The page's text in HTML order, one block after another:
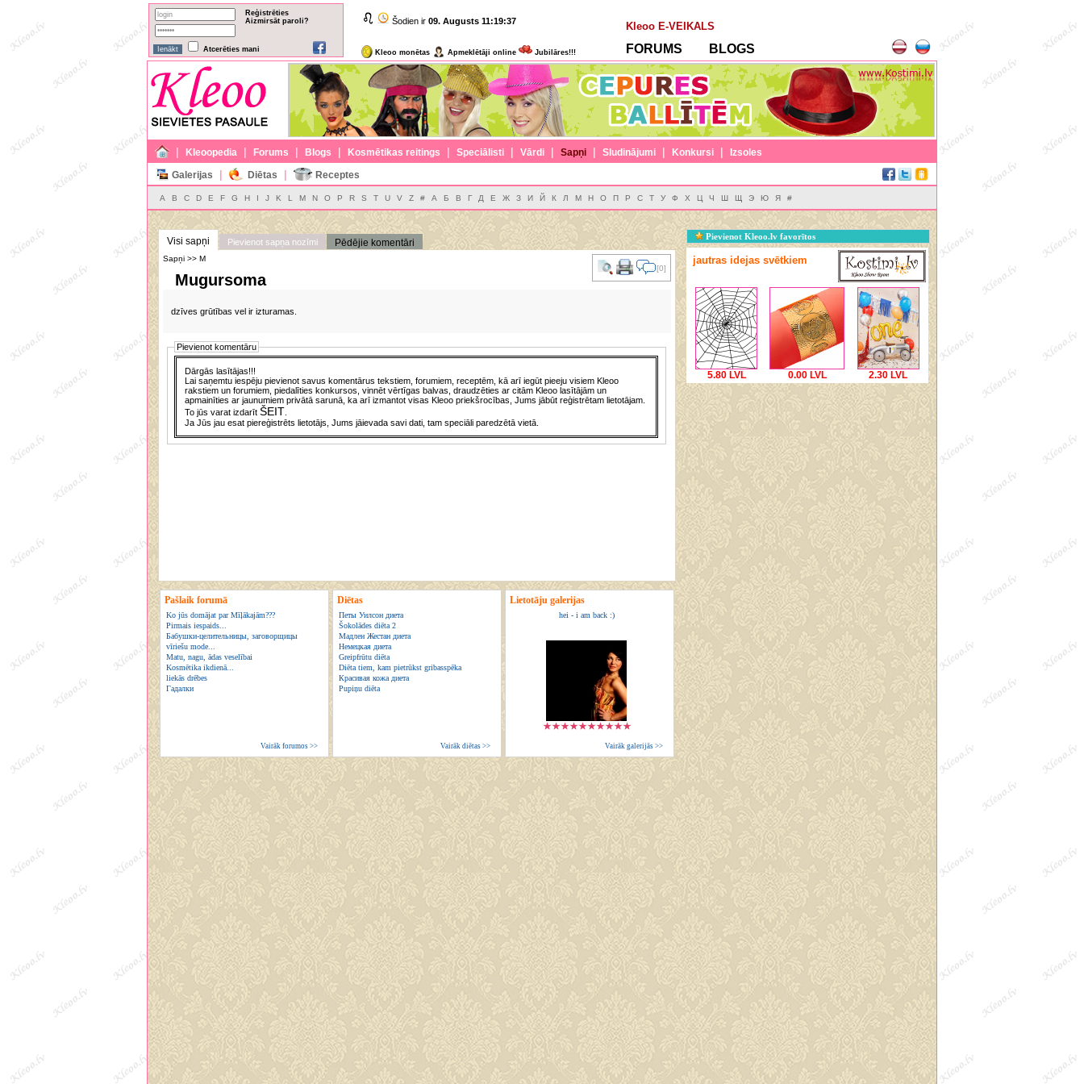
Reģistrēties
Aizmirsāt paroli?
Atcerēties mani
Šodien ir 09. Augusts 11:19:38
Kleoo monētas Apmeklētāji online Jubilāres!!!
Kleoo E-VEIKALS
FORUMS BLOGS
| Kleoopedia | Forums | Blogs | Kosmētikas reitings | Speciālisti | Vārdi | Sapņi | Sludinājumi | Konkursi |
Izsoles
Galerijas
| Diētas | Receptes
A B C D E F G H I J K L M N O P R S T U V Z # А Б В Г Д Е Ж З И Й К Л М Н О П Р С Т У Ф Х Ц Ч Ш Щ Э Ю Я #
Visi sapņi Pievienot sapņa nozīmi Pēdējie komentāri
[0]
Sapņi >> M
Mugursoma
dzīves grūtības vel ir izturamas.
Pievienot komentāru
Dārgās lasītājas!!!
Lai saņemtu iespēju pievienot savus komentārus tekstiem, forumiem, receptēm, kā arī iegūt pieeju visiem Kleoo
rakstiem un forumiem, piedalīties konkursos, vinnēt vērtīgas balvas, draudzēties ar citām Kleoo lasītājām un
apmainīties ar jaunumiem privātā sarunā, ka arī izmantot visas Kleoo priekšrocības, Jums jābūt reģistrētam lietotājam.
To jūs varat izdarītŠEIT
Ja Jūs jau esat piereģistrēts lietotājs, Jums jāievada savi dati, tam speciāli paredzētā vietā.
Pašlaik forumā
Ko jūs domājat par Mīļākajām???
Pirmais iespaids...
Бабушки-целительницы, заговорщицы
vīriešu mode...
Matu, nagu, ādas veselībai
Kosmētika ikdienā...
liekās drēbes
Гадалки
Vairāk forumos >>
Diētas
Петы Уилсон диета
Šokolādes diēta 2
Мадлен Жестан диета
Немецкая диета
Greipfrūtu diēta
Diēta tiem, kam pietrūkst gribasspēka
Красивая кожа диета
Pupiņu diēta
Vairāk diētas >>
Lietotāju galerijas
hei - i am back :)
Vairāk galerijās >>
Pievienot Kleoo.lv favorītos
jautras idejas svētkiem
5.80 LVL 0.00 LVL 2.30 LVL